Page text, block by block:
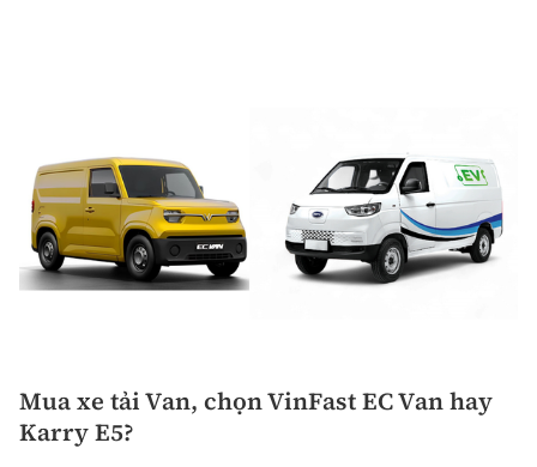
Mua xe tải Van, chọn VinFast EC Van hay
Karry E5?